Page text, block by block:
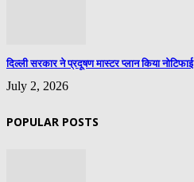
दिल्ली सरकार ने प्रदूषण मास्टर प्लान किया नोटिफाई
July 2, 2026
POPULAR POSTS